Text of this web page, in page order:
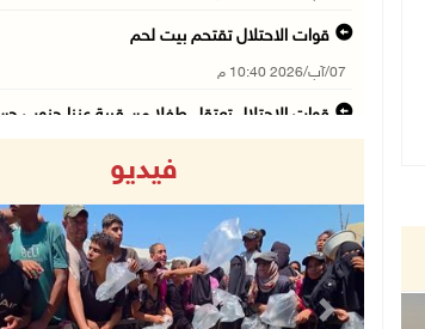
قوات الاحتلال تقتحم بيت لحم
07/آب/2026 10:40 م
قوات الاحتلال تعتقل طفلا من قرية عنزا جنوب جن
07/آب/2026 10:15 م
الاحتلال يعيق تنقل المواطنين ويقتحم بلدات
07/آب/2026 08:52 م
فيديو
Next